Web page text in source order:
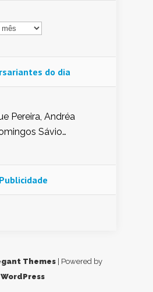
do dia
Pereira, Andréa
Sávio
Fátima Peixoto,
Kátia Mesel,
Publicidade
Themes | Powered by
WordPress